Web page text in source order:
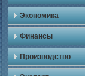
Экономика
Финансы
Производство